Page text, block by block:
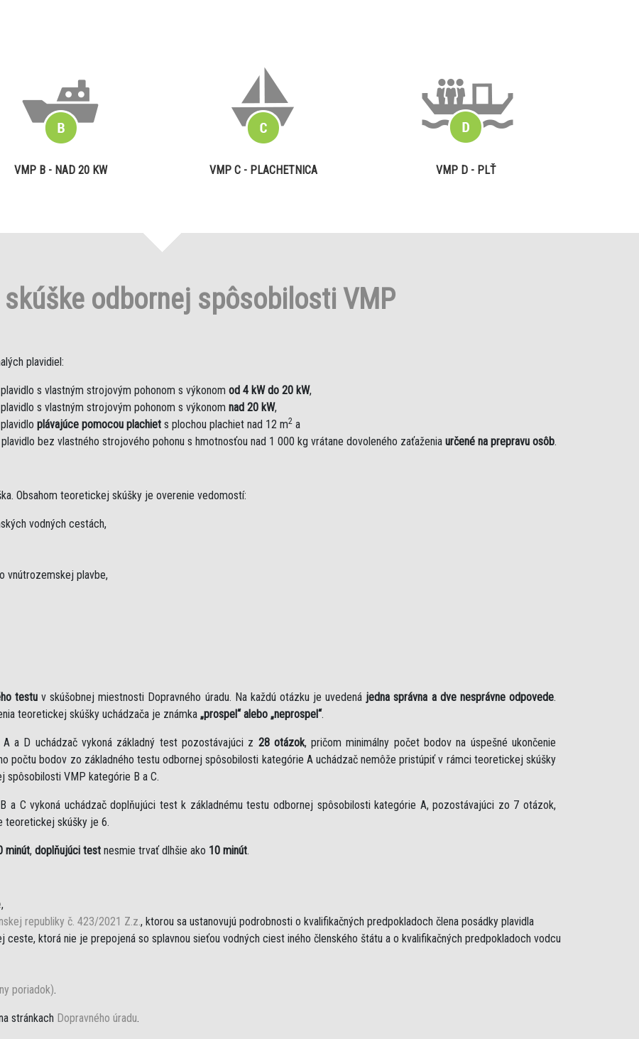
VMP B - NAD 20 KW VMP C - PLACHETNICA VMP D - PLŤ
skúške odbornej spôsobilosti VMP
plavidiel:
s vlastným strojovým pohonom s výkonom od 4 kW do 20 kW,
s vlastným strojovým pohonom s výkonom nad 20 kW,
plávajúce pomocou plachiet s plochou plachiet nad 12 m2 a
bez vlastného strojového pohonu s hmotnosťou nad 1 000 kg vrátane dovoleného zaťaženia určené na prepravu osôb.
Obsahom teoretickej skúšky je overenie vedomostí:
vodných cestách,
vnútrozemskej plavbe,
testuv skúšobnej miestnosti Dopravného úradu. Na každú otázku je uvedená jedna správna a dve nesprávne odpovede.
teoretickej skúšky uchádzača je známka „prospel“ alebo „neprospel“.
a D uchádzač vykoná základný test pozostávajúci z 28 otázok, pričom minimálny počet bodov na úspešné ukončenie
počtu bodov zo základného testu odbornej spôsobilosti kategórie A uchádzač nemôže pristúpiť v rámci teoretickej skúšky
spôsobilosti VMP kategórie B a C.
a C vykoná uchádzač doplňujúci test k základnému testu odbornej spôsobilosti kategórie A, pozostávajúci zo 7 otázok,
teoretickej skúšky je 6.
minút, doplňujúci test nesmie trvať dlhšie ako 10 minút.
,
republiky č. 423/2021 Z.z., ktorou sa ustanovujú podrobnosti o kvalifikačných predpokladoch člena posádky plavidla
ceste, ktorá nie je prepojená so splavnou sieťou vodných ciest iného členského štátu a o kvalifikačných predpokladoch vodcu
poriadok).
stránkach Dopravného úradu.